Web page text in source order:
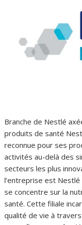
Branche de Nestlé
produits de santé
reconnue pour ses
activités au-delà des
secteurs les plus
l’entreprise est Nestlé
se concentre sur la
santé. Cette filiale
qualité de vie à